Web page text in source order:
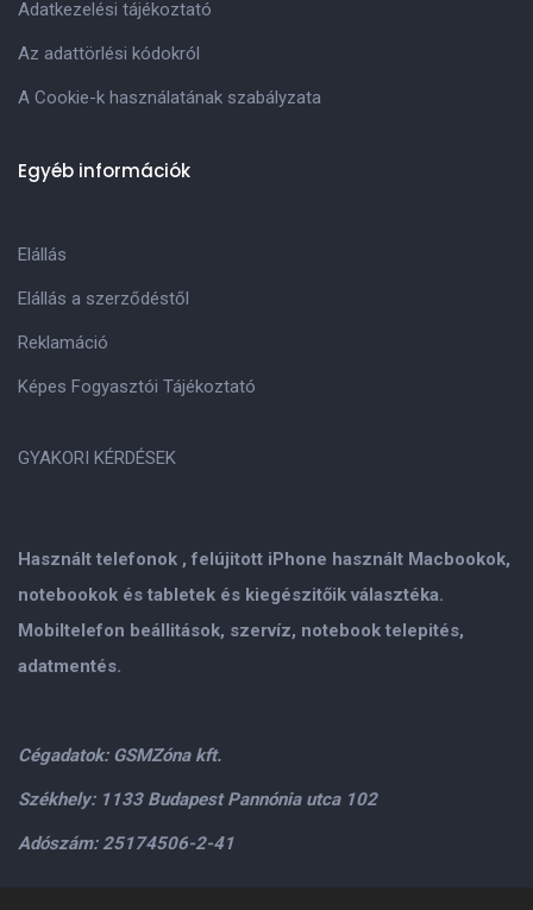
Használt telefonok , felújitott iPhone használt Macbookok,
notebookok és tabletek és kiegészitőik választéka.
Mobiltelefon beállitások, szervíz, notebook telepités,
adatmentés.
Cégadatok: GSMZóna kft.
Székhely: 1133 Budapest Pannónia utca 102
Adószám: 25174506-2-41
Adatkezelési tájékoztató
Az adattörlési kódokról
A Cookie-k használatának szabályzata
Egyéb információk
Elállás
Elállás a szerződéstől
Reklamáció
Képes Fogyasztói Tájékoztató
GYAKORI KÉRDÉSEK